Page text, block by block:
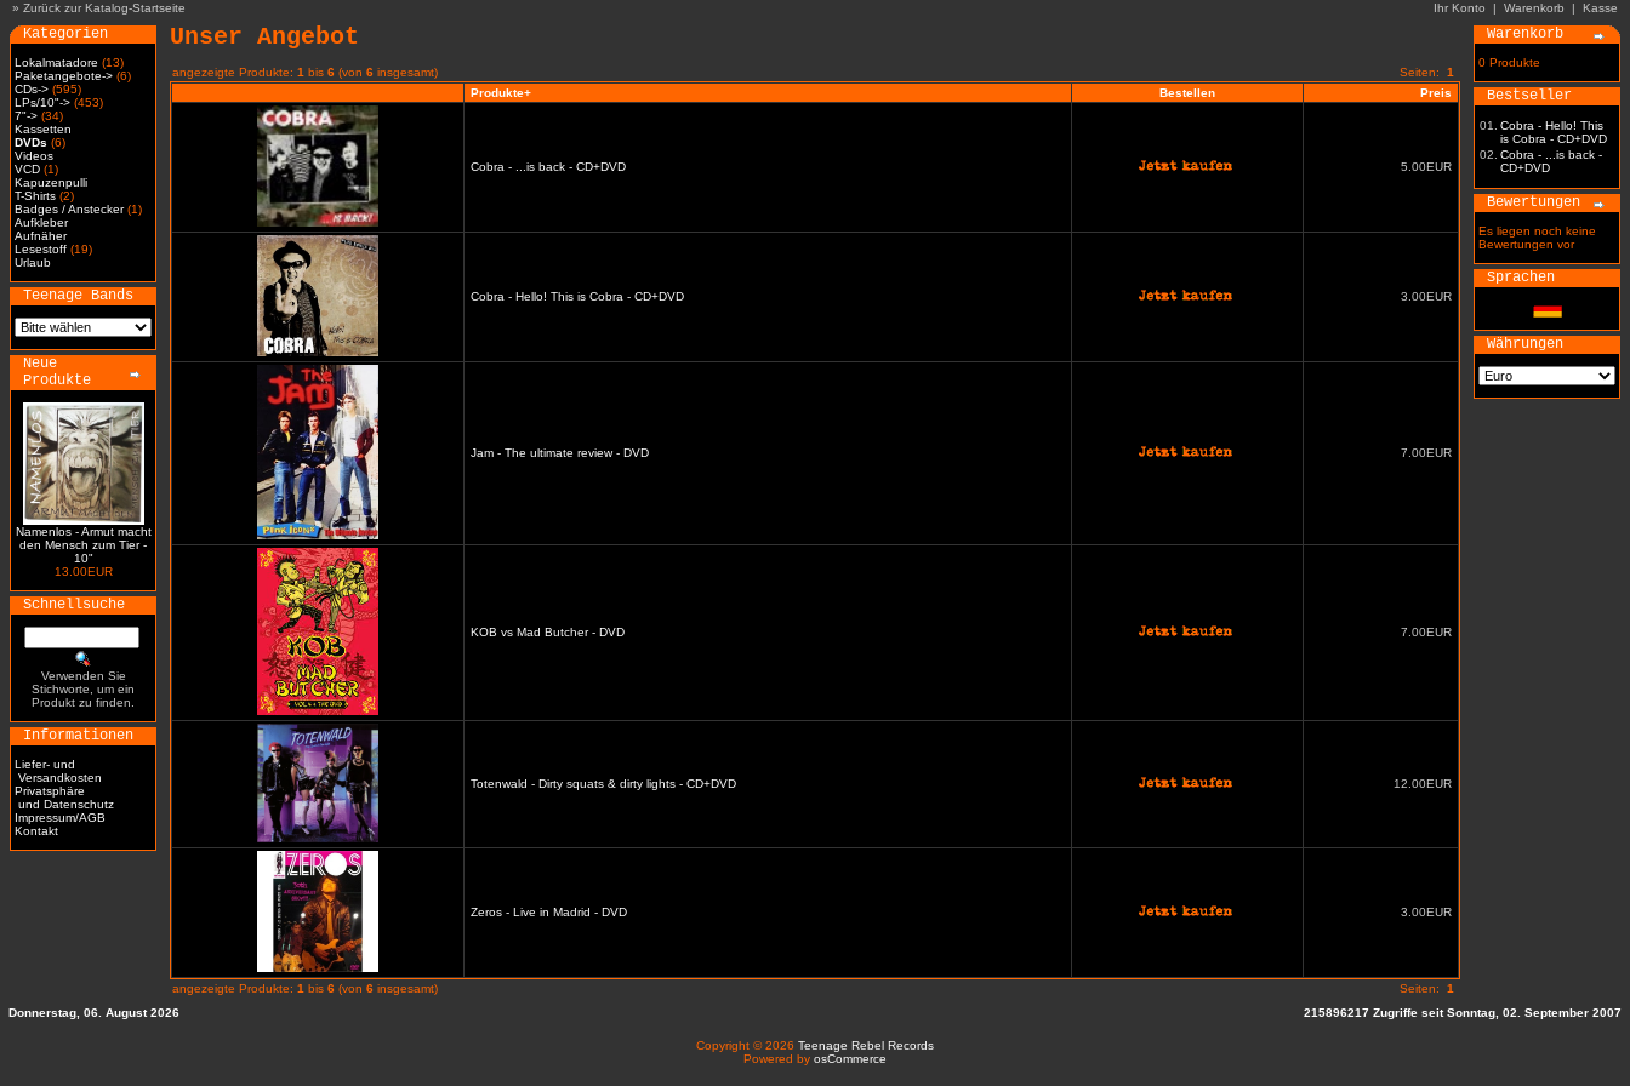
» Zurück zur Katalog-Startseite Ihr Konto | Warenkorb | Kasse
Kategorien
Lokalmatadore (13)
Paketangebote-> (6)
CDs-> (595)
LPs/10"-> (453)
7"-> (34)
Kassetten
DVDs (6)
Videos
VCD (1)
Kapuzenpulli
T-Shirts (2)
Badges / Anstecker(1)
Aufkleber
Aufnäher
Lesestoff (19)
Urlaub
Teenage Bands
Neue
Produkte
Namenlos - Armut macht
den Mensch zum Tier -
10"
13.00EUR
Schnellsuche
Verwenden Sie
Stichworte, um ein
Produkt zu finden.
Informationen
Liefer- und
Versandkosten
Privatsphäre
und Datenschutz
Impressum/AGB
Kontakt
Unser Angebot
angezeigte Produkte: 1 bis 6 (von 6 insgesamt) Seiten: 1
Produkte+
Bestellen Preis
Cobra - ...is back - CD+DVD 5.00EUR
Cobra - Hello! This is Cobra - CD+DVD 3.00EUR
Jam - The ultimate review - DVD 7.00EUR
KOB vs Mad Butcher - DVD 7.00EUR
Totenwald - Dirty squats & dirty lights - CD+DVD 12.00EUR
Zeros - Live in Madrid - DVD 3.00EUR
angezeigte Produkte: 1 bis 6 (von 6 insgesamt) Seiten: 1
Warenkorb
0 Produkte
Bestseller
01.
Cobra - Hello! This
is Cobra - CD+DVD
02. Cobra - ...is back -
CD+DVD
Bewertungen
Es liegen noch keine
Bewertungen vor
Sprachen
Währungen
Donnerstag, 06. August 2026 215896217 Zugriffe seit Sonntag, 02. September 2007
Copyright © 2026 Teenage Rebel Records
Powered by osCommerce